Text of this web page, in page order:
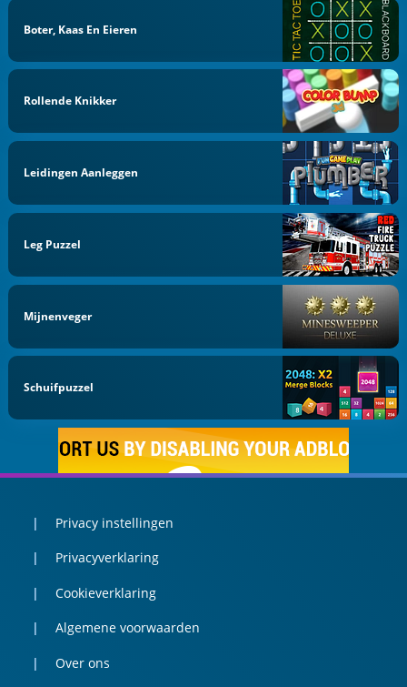
Boter, Kaas En Eieren
Rollende Knikker
Leidingen Aanleggen
Leg Puzzel
Mijnenveger
Schuifpuzzel
Privacy instellingen
Privacyverklaring
Cookieverklaring
Algemene voorwaarden
Over ons